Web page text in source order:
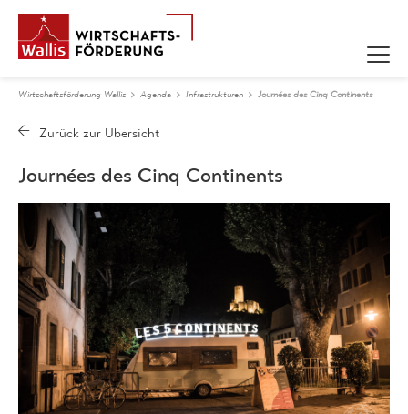
Wirtschaftsförderung Wallis Agenda Infrastrukturen Journées des Cinq Continents
Journées des Cinq Continents